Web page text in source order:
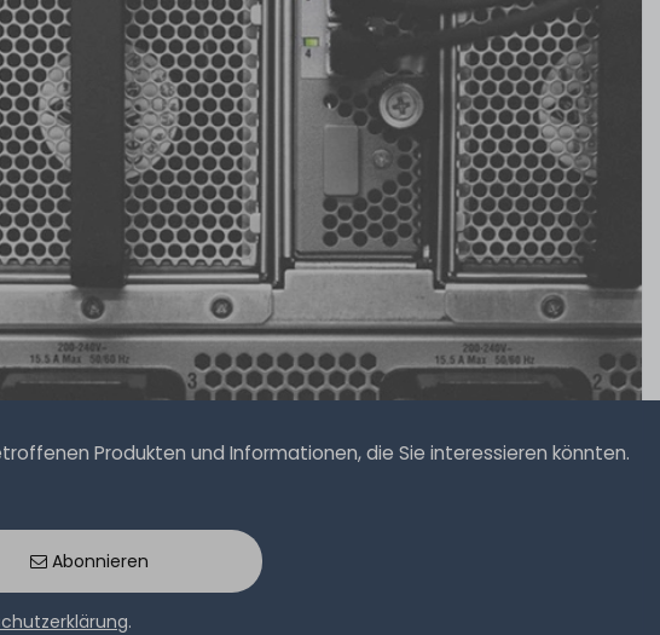
Produkten und Informationen, die Sie interessieren könnten.
Abonnieren
.